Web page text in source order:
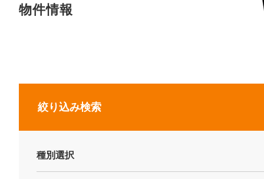
物件情報
絞り込み検索
種別選択